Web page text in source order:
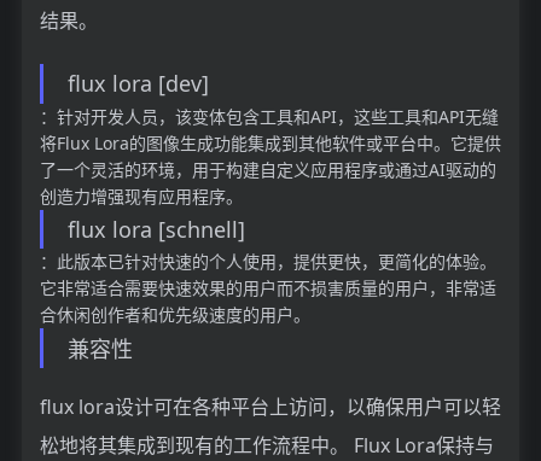
结果。
flux lora [dev]
：针对开发人员，该变体包含工具和API，这些工具和API无缝
将Flux Lora的图像生成功能集成到其他软件或平台中。它提供
了一个灵活的环境，用于构建自定义应用程序或通过AI驱动的
创造力增强现有应用程序。
flux lora [schnell]
：此版本已针对快速的个人使用，提供更快，更简化的体验。
它非常适合需要快速效果的用户而不损害质量的用户，非常适
合休闲创作者和优先级速度的用户。
兼容性
flux lora设计可在各种平台上访问，以确保用户可以轻
松地将其集成到现有的工作流程中。 Flux Lora保持与